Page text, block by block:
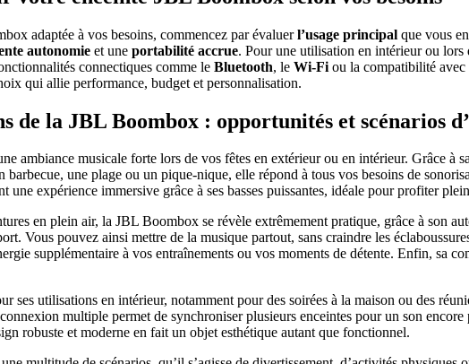
adaptée à vos besoins, commencez par évaluerl’usage principal que vous
autonomie et une portabilité accrue. Pour une utilisation en intérieur ou lors
connectiques comme le Bluetooth, le Wi-Fi ou la compatibilité avec
qui allie performance, budget et personnalisation.
de la JBL Boombox : opportunités et scénarios
ambiance musicale forte lors de vos fêtes en extérieur ou en intérieur. Grâce à
une plage ou un pique-nique, elle répond à tous vos besoins de
une expérience immersive grâce à ses basses puissantes, idéale pour profiter
en plein air, la JBL Boombox se révèle extrêmement pratique, grâce à son
Vous pouvez ainsi mettre de la musique partout, sans craindre les
supplémentaire à vos entraînements ou vos moments de détente. Enfin,
ses utilisations en intérieur, notamment pour des soirées à la maison ou des
multiple permet de synchroniser plusieurs enceintes pour un son
robuste et moderne en fait un objet esthétique autant que fonctionnel.